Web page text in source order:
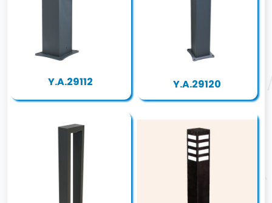
Y.A.29112 Y.A.29120